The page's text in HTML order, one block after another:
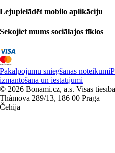
Lejupielādēt mobilo aplikāciju
Sekojiet mums sociālajos tīklos
Pakalpojumu sniegšanas noteikumi
izmantošana un iestatījumi
© 2026 Bonami.cz, a.s. Visas
Thámova 289/13, 186 00 Prāga
Čehija